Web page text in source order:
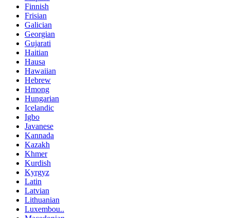
Finnish
Frisian
Galician
Georgian
Gujarati
Haitian
Hausa
Hawaiian
Hebrew
Hmong
Hungarian
Icelandic
Igbo
Javanese
Kannada
Kazakh
Khmer
Kurdish
Kyrgyz
Latin
Latvian
Lithuanian
Luxembou..